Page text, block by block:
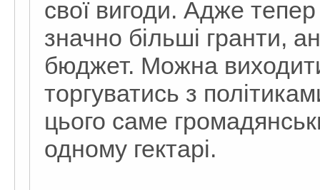
свої вигоди. Адже
значно більші гранти,
бюджет. Можна
торгуватись з
цього саме
одному гектарі.